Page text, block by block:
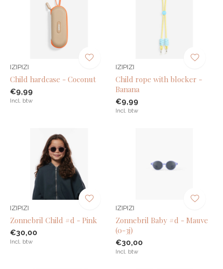
IZIPIZI
Child hardcase - Coconut
€9,99
Incl. btw
IZIPIZI
Child rope with blocker -
Banana
€9,99
Incl. btw
IZIPIZI
Zonnebril Child #d - Pink
€30,00
Incl. btw
IZIPIZI
Zonnebril Baby #d - Mauve
(0-3j)
€30,00
Incl. btw